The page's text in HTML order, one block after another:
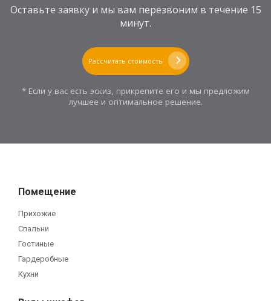
Оставьте заявку и мы вам перезвоним в течение 15
минут.
Рассчитать стоимость
* Если у вас есть эскиз, прикрепите его и мы предложим
лучшее и оптимальное решение.
Помещение
Прихожие
Спальни
Гостиные
Гардеробные
Кухни